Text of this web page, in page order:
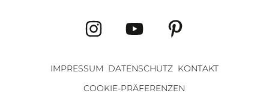
IMPRESSUM DATENSCHUTZ KONTAKT
COOKIE-PRÄFERENZEN